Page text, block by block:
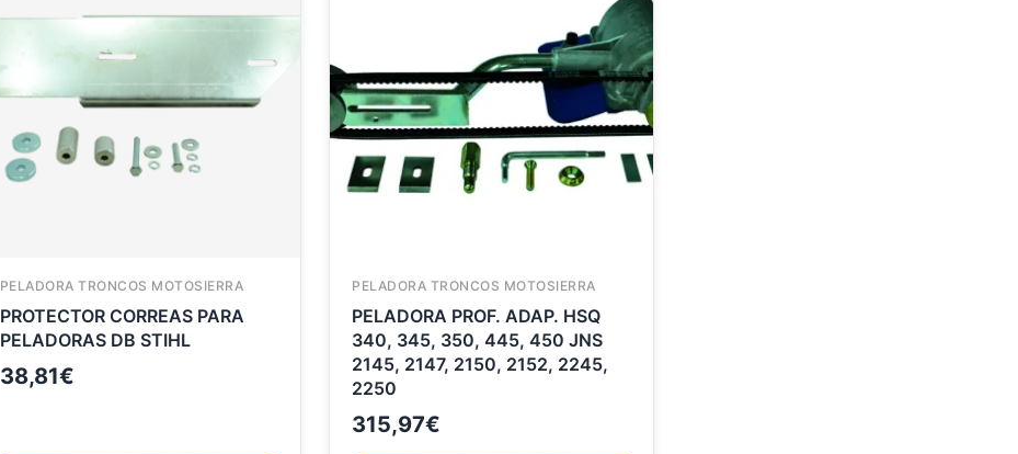
PELADORA TRONCOS MOTOSIERRA
PROTECTOR CORREAS PARA
PELADORAS DB STIHL
38,81€
PELADORA TRONCOS MOTOSIERRA
PELADORA PROF. ADAP. HSQ
340, 345, 350, 445, 450 JNS
2145, 2147, 2150, 2152, 2245,
2250
315,97€